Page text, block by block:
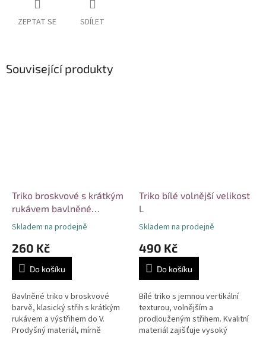
ZEPTAT SE SDÍLET
Související produkty
Triko broskvové s krátkým
rukávem bavlněné
velikost M
Skladem na prodejně
260 Kč
Do košíku
Bavlněné triko v broskvové
barvě, klasický střih s krátkým
rukávem a výstřihem do V.
Prodyšný materiál, mírně
Triko bílé volnější velikost
L
Skladem na prodejně
490 Kč
Do košíku
Bílé triko s jemnou vertikální
texturou, volnějším a
prodlouženým střihem. Kvalitní
materiál zajišťuje vysoký